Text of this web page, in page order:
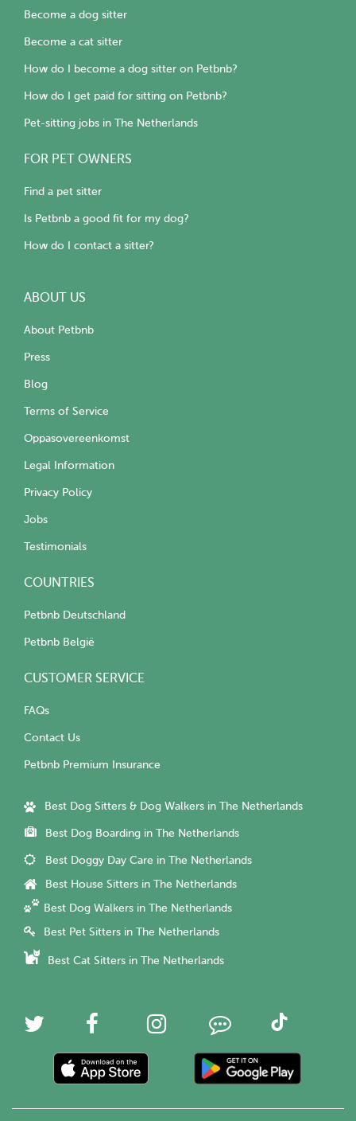
Become a dog sitter
Become a cat sitter
How do I become a dog sitter on Petbnb?
How do I get paid for sitting on Petbnb?
Pet-sitting jobs in The Netherlands
FOR PET OWNERS
Find a pet sitter
Is Petbnb a good fit for my dog?
How do I contact a sitter?
ABOUT US
About Petbnb
Press
Blog
Terms of Service
Oppasovereenkomst
Legal Information
Privacy Policy
Jobs
Testimonials
COUNTRIES
Petbnb Deutschland
Petbnb België
CUSTOMER SERVICE
FAQs
Contact Us
Petbnb Premium Insurance
Best Dog Sitters & Dog Walkers in The Netherlands
Best Dog Boarding in The Netherlands
Best Doggy Day Care in The Netherlands
Best House Sitters in The Netherlands
Best Dog Walkers in The Netherlands
Best Pet Sitters in The Netherlands
Best Cat Sitters in The Netherlands